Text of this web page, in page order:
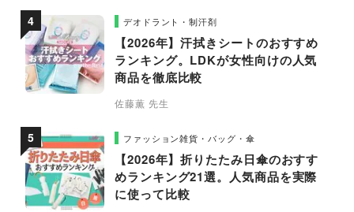
デオドラント・制汗剤
【2026年】汗拭きシートのおすすめ
ランキング。LDKが女性向けの人気
商品を徹底比較
佐藤薫 先生
ファッション雑貨・バッグ・傘
【2026年】折りたたみ日傘のおすす
めランキング21選。人気商品を実際
に使って比較